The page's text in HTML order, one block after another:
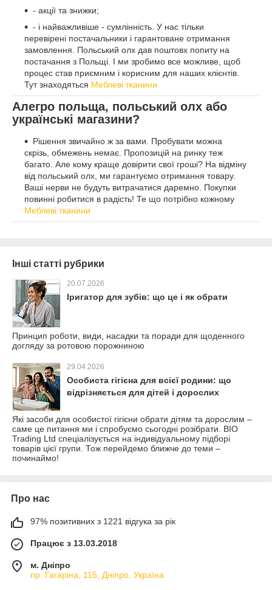
- акції та знижки;
- і найважливіше - сумлінність. У нас тільки
перевірені постачальники і гарантоване отримання
замовлення. Польський олх дав поштовх попиту на
постачання з Польщі. І ми зробимо все можливе, щоб
процес став приємним і корисним для наших клієнтів.
Тут знаходяться Меблеві тканини
Алегро польща, польський олх або
українські магазини?
Рішення звичайно ж за вами. Пробувати можна
скрізь, обмежень немає. Пропозицій на ринку теж
багато. Але кому краще довірити свої гроші? На відміну
від польський олх, ми гарантуємо отримання товару.
Ваші нерви не будуть витрачатися даремно. Покупки
повинні робитися в радість! Те що потрібно кожному
Меблеві тканини
Інші статті рубрики
20.07.2026
Іригатор для зубів: що це і як обрати
Принцип роботи, види, насадки та поради для щоденного
догляду за ротовою порожниною
29.04.2026
Особиста гігієна для всієї родини: що
відрізняється для дітей і дорослих
Які засоби для особистої гігієни обрати дітям та дорослим –
саме це питання ми і спробуємо сьогодні розібрати. BIO
Trading Ltd спеціалізується на індивідуальному підборі
товарів цієї групи. Тож перейдемо ближче до теми –
починаймо!
Про нас
97% позитивних з 1221 відгука за рік
Працює з 13.03.2018
м. Дніпро
пр. Гагаріна, 115, Дніпро, Україна